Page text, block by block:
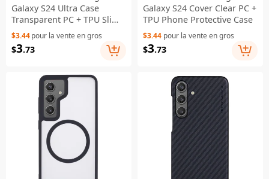
Galaxy S24 Ultra Case
Transparent PC + TPU Slim-
Fit Protective Cover
$3.44pour la vente en gros
$3.73
Galaxy S24 Cover Clear PC +
TPU Phone Protective Case
$3.44 pour la vente en gros
$3.73